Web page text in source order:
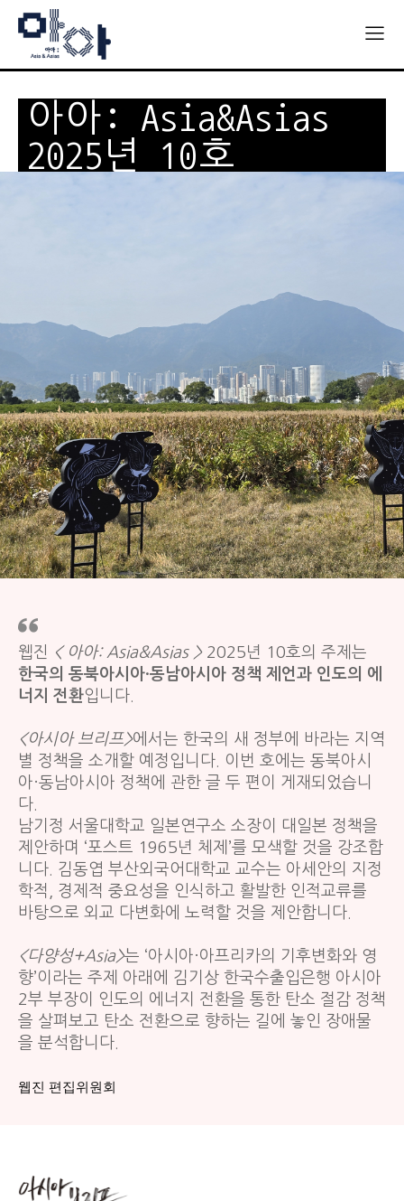
아아: Asia&Asias
2025년 10호
웹진 < 아아: Asia&Asias >2025년 10호의 주제는
한국의 동북아시아·동남아시아 정책 제언과 인도의 에
너지 전환입니다.
<아시아 브리프>에서는 한국의 새 정부에 바라는 지역
별 정책을 소개할 예정입니다. 이번 호에는 동북아시
아·동남아시아 정책에 관한 글 두 편이 게재되었습니
다.
남기정 서울대학교 일본연구소 소장이 대일본 정책을
제안하며 ‘포스트 1965년 체제’를 모색할 것을 강조합
니다. 김동엽 부산외국어대학교 교수는 아세안의 지정
학적, 경제적 중요성을 인식하고 활발한 인적교류를
바탕으로 외교 다변화에 노력할 것을 제안합니다.
<다양성+Asia>는 ‘아시아·아프리카의 기후변화와 영
향’이라는 주제 아래에 김기상 한국수출입은행 아시아
2부 부장이 인도의 에너지 전환을 통한 탄소 절감 정책
을 살펴보고 탄소 전환으로 향하는 길에 놓인 장애물
을 분석합니다.
웹진 편집위원회